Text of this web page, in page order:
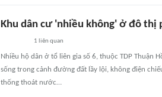
Khu dân cư 'nhiều không' ở đô thị
1 liên quan
Nhiều hộ dân ở tổ liên gia số 6, thuộc TDP Thuận
sống trong cảnh đường đất lầy lội, không điện
thống thoát nước…